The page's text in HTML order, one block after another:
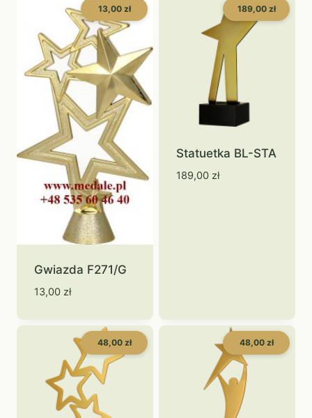
13,00 zł
Gwiazda F271/G
13,00 zł
189,00 zł
Statuetka BL-STA
189,00 zł
48,00 zł 48,00 zł